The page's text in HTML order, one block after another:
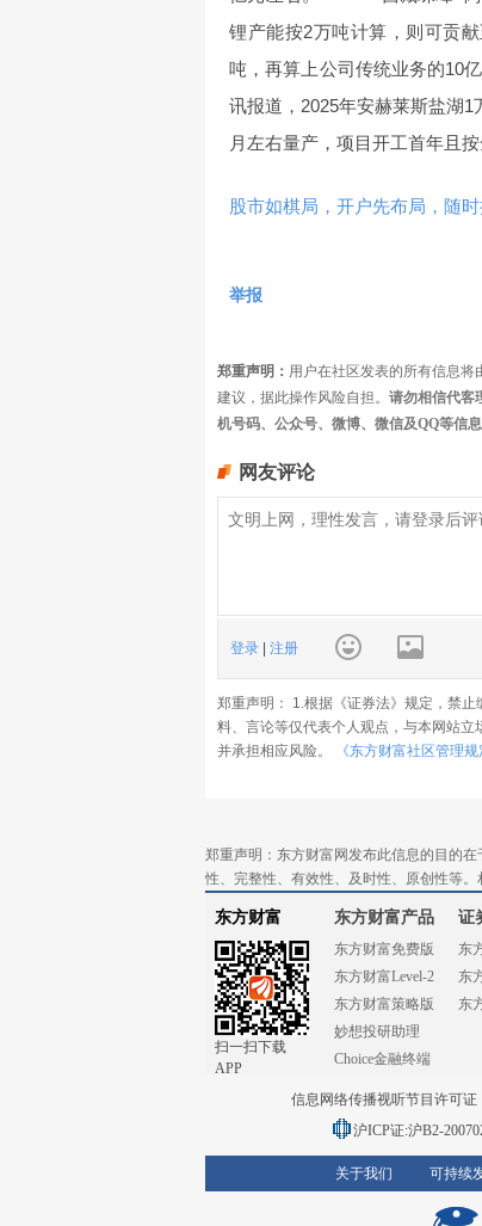
锂产能按2万吨计算，则可贡
吨，再算上公司传统业务的
讯报道，2025年安赫莱斯盐湖
月左右量产，项目开工首年且
股市如棋局，开户先布局，随时
举报
郑重声明： 用户在社区发表的所有信息
建议，据此操作风险自担。 请勿相信代客
机号码、公众号、微博、微信及QQ等信
网友评论
登录 注册
郑重声明： 1.根据《证券法》规定，禁
料、言论等仅代表个人观点，与本网站
并承担相应风险。
《东方财富社区管理规
郑重声明：东方财富网发布此信息的目的
性、完整性、有效性、及时性、原创性等
东方财富
扫一扫下载
APP
东方财富产品
东方财富免费版
东方财富Level-2
东方财富策略版
妙想投研助理
Choice金融终端
证
东
东
东
信息网络传播视听节目许可证
沪ICP证:沪B2-
关于我们 可持续